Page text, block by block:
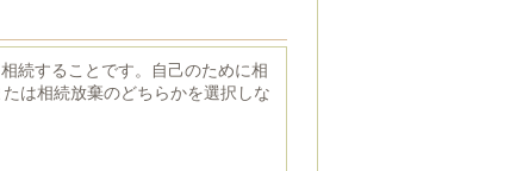
続することです。自己のために相
は相続放棄のどちらかを選択しな